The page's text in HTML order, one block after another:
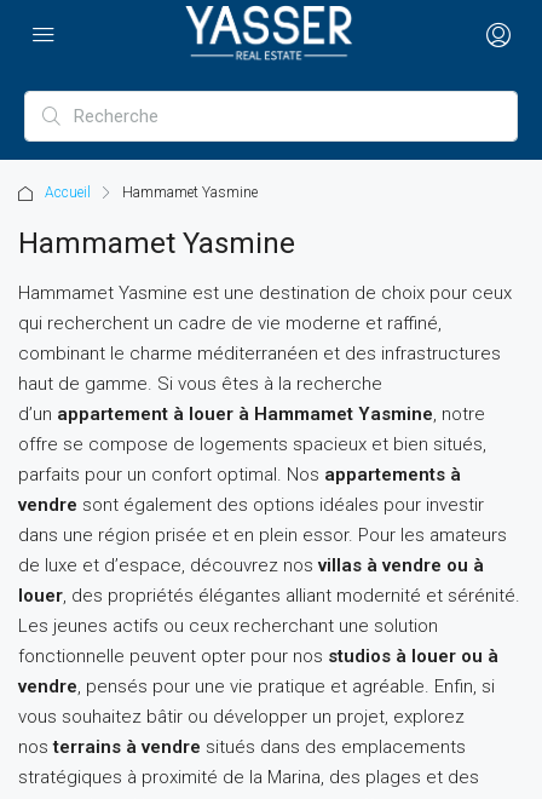
Accueil Hammamet Yasmine
Hammamet Yasmine
Hammamet Yasmine est une destination de choix pour ceux
qui recherchent un cadre de vie moderne et raffiné,
combinant le charme méditerranéen et des infrastructures
haut de gamme. Si vous êtes à la recherche
d’un appartement à louer à Hammamet Yasmine, notre
offre se compose de logements spacieux et bien situés,
parfaits pour un confort optimal. Nos appartements à
vendre sont également des options idéales pour investir
dans une région prisée et en plein essor. Pour les amateurs
de luxe et d’espace, découvrez nosvillas à vendre ou à
louer, des propriétés élégantes alliant modernité et sérénité.
Les jeunes actifs ou ceux recherchant une solution
fonctionnelle peuvent opter pour nos studios à louer ou à
vendre, pensés pour une vie pratique et agréable. Enfin, si
vous souhaitez bâtir ou développer un projet, explorez
nosterrains à vendre situés dans des emplacements
stratégiques à proximité de la Marina, des plages et des